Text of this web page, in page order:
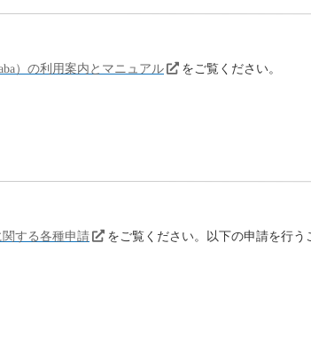
）の利用案内とマニュアル をご覧ください。
関する各種申請 をご覧ください。以下の申請を行う